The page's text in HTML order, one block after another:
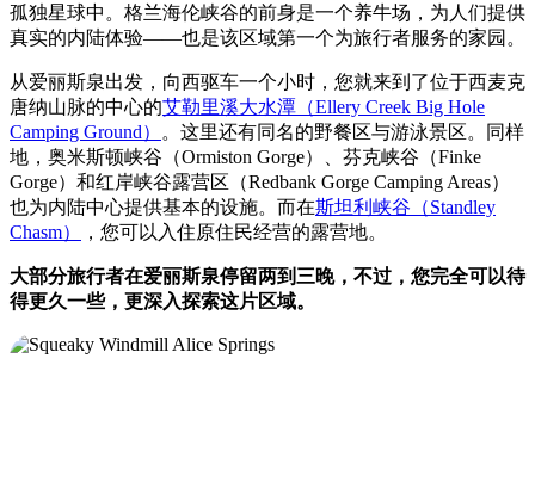
孤独星球中。格兰海伦峡谷的前身是一个养牛场，为人们提供
真实的内陆体验——也是该区域第一个为旅行者服务的家园。
从爱丽斯泉出发，向西驱车一个小时，您就来到了位于西麦克
唐纳山脉的中心的艾勒里溪大水潭（Ellery Creek Big Hole
Camping Ground）
。这里还有同名的野餐区与游泳景区。同样
地，奥米斯顿峡谷（Ormiston Gorge）、芬克峡谷（Finke
Gorge）和红岸峡谷露营区（Redbank Gorge Camping Areas）
也为内陆中心提供基本的设施。而在斯坦利峡谷（Standley
Chasm）
，您可以入住原住民经营的露营地。
大部分旅行者在爱丽斯泉停留两到三晚，不过，您完全可以待
得更久一些，更深入探索这片区域。